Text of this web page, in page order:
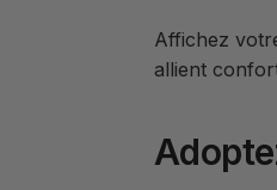
Affichez
allient